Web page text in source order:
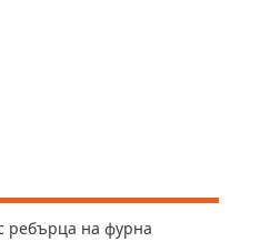
ребърца на фурна